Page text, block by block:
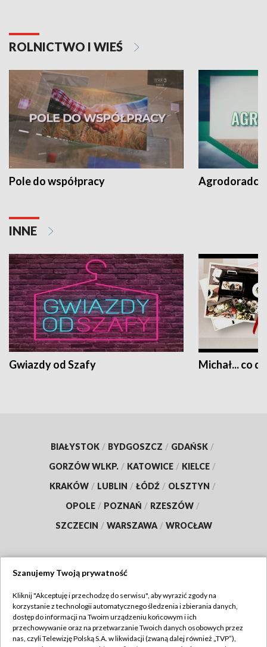
ROLNICTWO I WIEŚ
Pole do współpracy Agrodoradcy
INNE
Gwiazdy od Szafy Michał... co
BIAŁYSTOK / BYDGOSZCZ / GDAŃSK /
GORZÓW WLKP. / KATOWICE / KIELCE /
KRAKÓW / LUBLIN / ŁÓDŹ / OLSZTYN /
OPOLE / POZNAŃ / RZESZÓW /
SZCZECIN / WARSZAWA / WROCŁAW
TVP
Abonament TVP
Regulamin TVP
Szanujemy Twoją prywatność
Kliknij "Akceptuję i przechodzę do serwisu", aby wyrazić zgody na
korzystanie z technologii automatycznego śledzenia i zbierania danych,
dostęp do informacji na Twoim urządzeniu końcowym i ich
przechowywanie oraz na przetwarzanie Twoich danych osobowych przez
nas, czyli Telewizję Polską S.A. w likwidacji (zwaną dalej również „TVP”),